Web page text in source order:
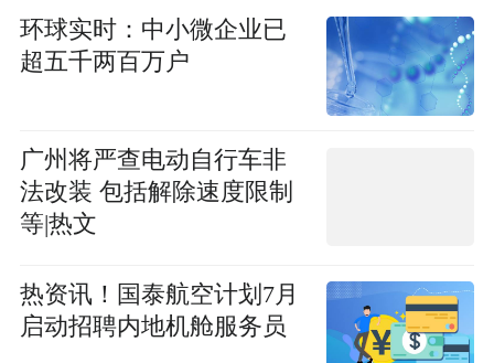
环球实时：中小微企业已
超五千两百万户
广州将严查电动自行车非
法改装 包括解除速度限制
等|热文
热资讯！国泰航空计划7月
启动招聘内地机舱服务员